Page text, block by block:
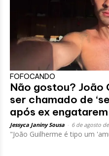
FOFOCANDO
Não gostou? João
ser chamado de
após ex
Jessyca Janiny Sousa 6 de agosto
"João Guilherme é tipo um